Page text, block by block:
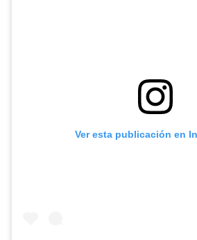
Ver esta publicación en